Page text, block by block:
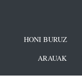
HONI BURUZ
ARAUAK